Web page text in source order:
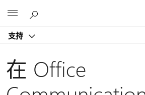
支持
在 Office